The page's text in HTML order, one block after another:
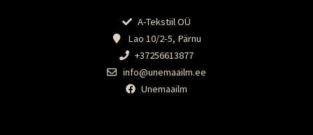
A-Tekstiil OÜ
Lao 10/2-5, Pärnu
+37256613877
info@unemaailm.ee
Unemaailm